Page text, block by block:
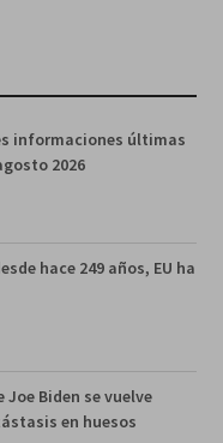
informaciones últimas
2026
hace 249 años, EU ha
Biden se vuelve
en huesos